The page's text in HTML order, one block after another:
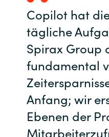
Copilot hat
tägliche
Spirax Group
fundamental
Anfang; wir
Ebenen der